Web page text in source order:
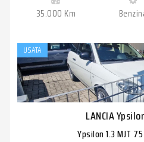
35.000 Km
USATA
LANCIA
Ypsilon 1.3 MJT